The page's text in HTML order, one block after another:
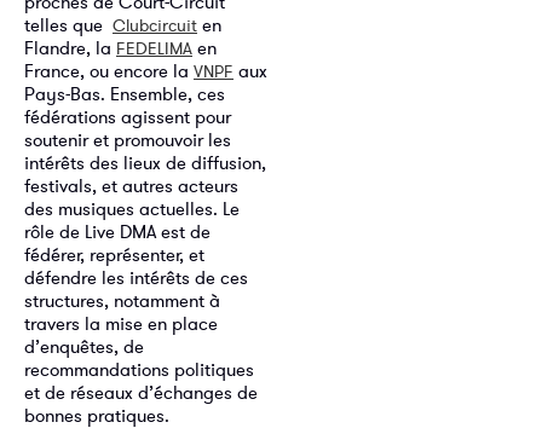
telles que Clubcircuit en
Flandre, la FEDELIMA en
France, ou encore la VNPF aux
Pays-Bas. Ensemble, ces
fédérations agissent pour
soutenir et promouvoir les
intérêts des lieux de diffusion,
festivals, et autres acteurs
des musiques actuelles. Le
rôle de Live DMA est de
fédérer, représenter, et
défendre les intérêts de ces
structures, notamment à
travers la mise en place
d’enquêtes, de
recommandations politiques
et de réseaux d’échanges de
bonnes pratiques.